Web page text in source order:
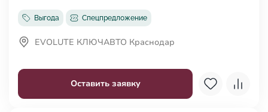
Выгода Спецпредложение
Оставить заявку
EVOLUTE КЛЮЧАВТО Краснодар